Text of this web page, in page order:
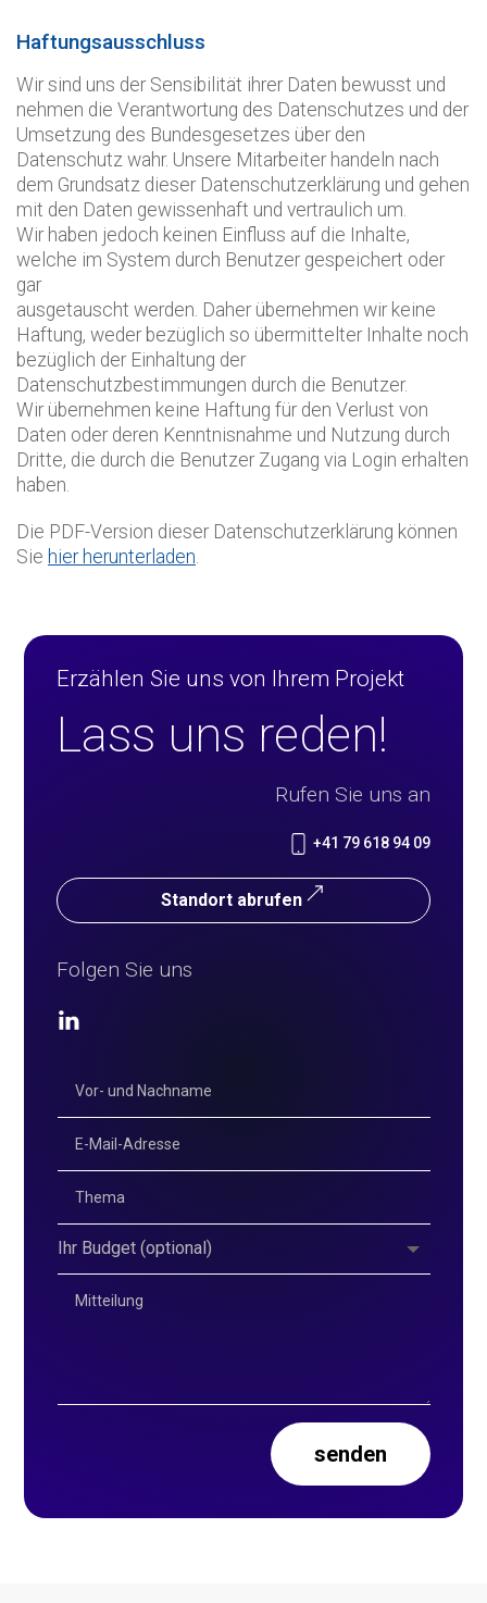
Haftungsausschluss
Wir sind uns der Sensibilität ihrer Daten bewusst und
nehmen die Verantwortung des Datenschutzes und der
Umsetzung des Bundesgesetzes über den
Datenschutz wahr. Unsere Mitarbeiter handeln nach
dem Grundsatz dieser Datenschutzerklärung und gehen
mit den Daten gewissenhaft und vertraulich um.
Wir haben jedoch keinen Einfluss auf die Inhalte,
welche im System durch Benutzer gespeichert oder
gar
ausgetauscht werden. Daher übernehmen wir keine
Haftung, weder bezüglich so übermittelter Inhalte noch
bezüglich der Einhaltung der
Datenschutzbestimmungen durch die Benutzer.
Wir übernehmen keine Haftung für den Verlust von
Daten oder deren Kenntnisnahme und Nutzung durch
Dritte, die durch die Benutzer Zugang via Login erhalten
haben.
Die PDF-Version dieser Datenschutzerklärung können
Sie hier herunterladen.
Erzählen Sie uns von Ihrem Projekt
Lass uns reden!
Rufen Sie uns an
+41 79 618 94 09
Standort abrufen
Folgen Sie uns
senden